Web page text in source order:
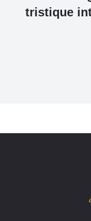
tristique